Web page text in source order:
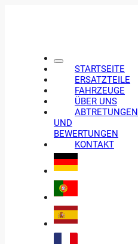
STARTSEITE
ERSATZTEILE
FAHRZEUGE
ÜBER UNS
ABTRETUNGEN
UND
BEWERTUNGEN
KONTAKT